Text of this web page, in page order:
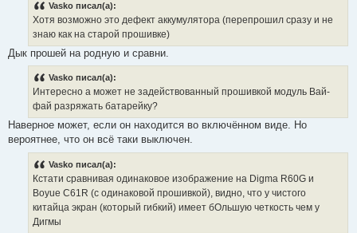
Vasko писал(а):
Хотя возможно это дефект аккумулятора (перепрошил сразу и не
знаю как на старой прошивке)
Дык прошей на родную и сравни.
Vasko писал(а):
Интересно а может не задействованный прошивкой модуль Вай-
фай разряжать батарейку?
Наверное может, если он находится во включённом виде. Но
вероятнее, что он всё таки выключен.
Vasko писал(а):
Кстати сравнивая одинаковое изображение на Digma R60G и
Boyue C61R (с одинаковой прошивкой), видно, что у чистого
китайца экран (который гибкий) имеет бОльшую четкость чем у
Дигмы